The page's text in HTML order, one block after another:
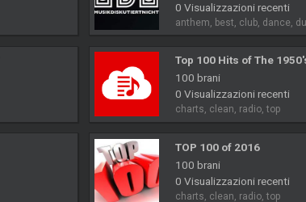
0 Visualizzazioni recenti
anthem, best, club, dance,
Top 100 Hits of The
100 brani
0 Visualizzazioni recenti
charts, clean, radio, top
TOP 100 of 2016
100 brani
0 Visualizzazioni recenti
charts, clean, radio, top